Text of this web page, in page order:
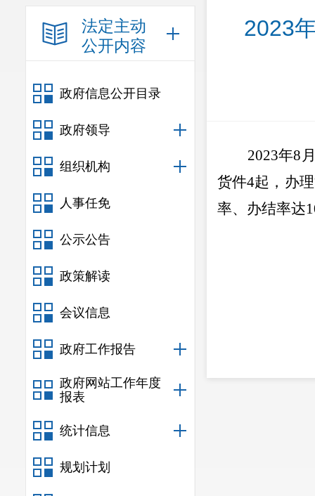
法定主动
公开内容
政府信息公开目录
政府领导
组织机构
人事任免
公示公告
政策解读
会议信息
政府工作报告
政府网站工作年度
报表
统计信息
规划计划
2023
2023年8
货件4起 ，办
率、办结率达